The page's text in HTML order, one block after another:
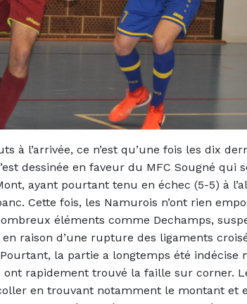
à l’arrivée, ce n’est qu’une fois les dix
dessinée en faveur du MFC Sougné qui
ayant pourtant tenu en échec (5-5) à
Cette fois, les Namurois n’ont rien
éléments comme Dechamps,
en raison d’une rupture des ligaments
la partie a longtemps été indécise
ont rapidement trouvé la faille sur corner.
en trouvant notamment le montant et